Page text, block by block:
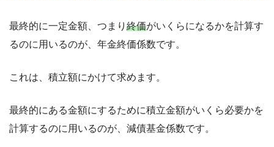
最終的に一定金額、つまり 終価がいくらになるかを計算す
るのに用いるのが、年金終価係数です。
これは、積立額にかけて求めます。
最終的にある金額にするために積立金額がいくら必要かを
計算するのに用いるのが、減債基金係数です。